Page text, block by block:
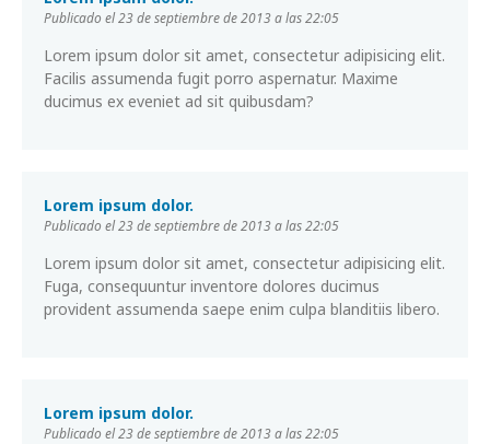
Publicado el 23 de septiembre de 2013 a las 22:05
Lorem ipsum dolor sit amet, consectetur adipisicing elit.
Facilis assumenda fugit porro aspernatur. Maxime
ducimus ex eveniet ad sit quibusdam?
Lorem ipsum dolor.
Publicado el 23 de septiembre de 2013 a las 22:05
Lorem ipsum dolor sit amet, consectetur adipisicing elit.
Fuga, consequuntur inventore dolores ducimus
provident assumenda saepe enim culpa blanditiis libero.
Lorem ipsum dolor.
Publicado el 23 de septiembre de 2013 a las 22:05